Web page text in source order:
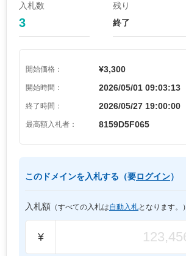
入札数
3
残り
終了
開始価格： ¥3,300
開始時間： 2026/05/01 09:03:13
終了時間： 2026/05/27 19:00:00
最高額入札者： 8159D5F065
このドメインを入札する（要ログイン）
入札額 （すべての入札は自動入札となります。）
¥